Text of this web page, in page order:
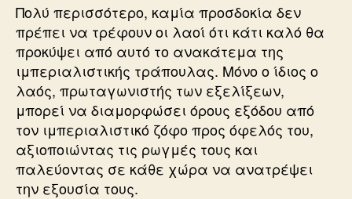
Πολύ περισσότερο, καμία προσδοκία δεν
πρέπει να τρέφουν οι λαοί ότι κάτι καλό θα
προκύψει από αυτό το ανακάτεμα της
ιμπεριαλιστικής τράπουλας. Μόνο ο ίδιος ο
λαός, πρωταγωνιστής των εξελίξεων,
μπορεί να διαμορφώσει όρους εξόδου από
τον ιμπεριαλιστικό ζόφο προς όφελός του,
αξιοποιώντας τις ρωγμές τους και
παλεύοντας σε κάθε χώρα να ανατρέψει
την εξουσία τους.